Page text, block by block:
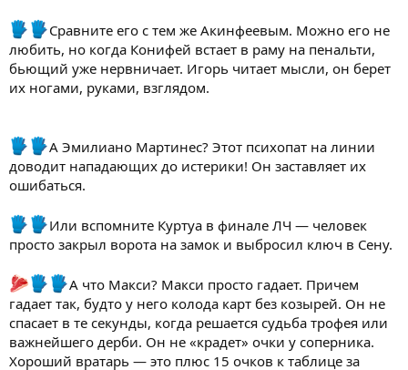
Сравните его с тем же Акинфеевым. Можно его не
любить, но когда Конифей встает в раму на пенальти,
бьющий уже нервничает. Игорь читает мысли, он берет
их ногами, руками, взглядом.
А Эмилиано Мартинес? Этот психопат на линии
доводит нападающих до истерики! Он заставляет их
ошибаться.
Или вспомните Куртуа в финале ЛЧ — человек
просто закрыл ворота на замок и выбросил ключ в Сену.
А что Макси? Макси просто гадает. Причем
гадает так, будто у него колода карт без козырей. Он не
спасает в те секунды, когда решается судьба трофея или
важнейшего дерби. Он не «крадет» очки у соперника.
Хороший вратарь — это плюс 15 очков к таблице за